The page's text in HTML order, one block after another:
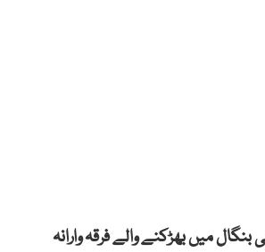
میں بھڑکنے والے فرقہ وارانہ